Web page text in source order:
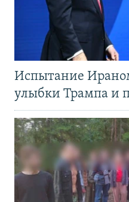
Испытание
улыбки Трампа и